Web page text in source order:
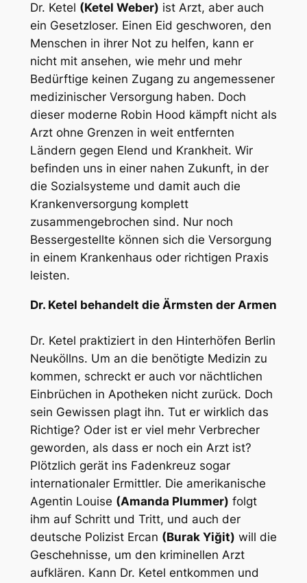
Dr. Ketel (Ketel Weber) ist Arzt, aber auch
ein Gesetzloser. Einen Eid geschworen, den
Menschen in ihrer Not zu helfen, kann er
nicht mit ansehen, wie mehr und mehr
Bedürftige keinen Zugang zu angemessener
medizinischer Versorgung haben. Doch
dieser moderne Robin Hood kämpft nicht als
Arzt ohne Grenzen in weit entfernten
Ländern gegen Elend und Krankheit. Wir
befinden uns in einer nahen Zukunft, in der
die Sozialsysteme und damit auch die
Krankenversorgung komplett
zusammengebrochen sind. Nur noch
Bessergestellte können sich die Versorgung
in einem Krankenhaus oder richtigen Praxis
leisten.
Dr. Ketel behandelt die Ärmsten der Armen
Dr. Ketel praktiziert in den Hinterhöfen Berlin
Neuköllns. Um an die benötigte Medizin zu
kommen, schreckt er auch vor nächtlichen
Einbrüchen in Apotheken nicht zurück. Doch
sein Gewissen plagt ihn. Tut er wirklich das
Richtige? Oder ist er viel mehr Verbrecher
geworden, als dass er noch ein Arzt ist?
Plötzlich gerät ins Fadenkreuz sogar
internationaler Ermittler. Die amerikanische
Agentin Louise (Amanda Plummer) folgt
ihm auf Schritt und Tritt, und auch der
deutsche Polizist Ercan (Burak Yiğit) will die
Geschehnisse, um den kriminellen Arzt
aufklären. Kann Dr. Ketel entkommen und